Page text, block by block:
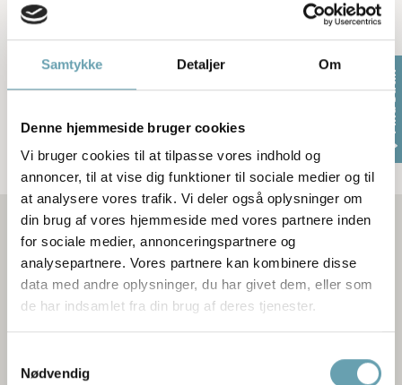
Samtykke Detaljer Om
Denne hjemmeside bruger cookies
Vi bruger cookies til at tilpasse vores indhold og
annoncer, til at vise dig funktioner til sociale medier og til
at analysere vores trafik. Vi deler også oplysninger om
din brug af vores hjemmeside med vores partnere inden
for sociale medier, annonceringspartnere og
analysepartnere. Vores partnere kan kombinere disse
data med andre oplysninger, du har givet dem, eller som
de har indsamlet fra din brug af deres tjenester.
Nødvendig
arkitektur og eksotiske kulturer, skaber Emilio Pucci sine
signaturprint, som er infusioner af kalejdoskopisk farver i
designs og sin radikale tilgang til mode, blev han hurtigt et
modefænomen, kronet ”The Prince og Prints”, af den
Find butik